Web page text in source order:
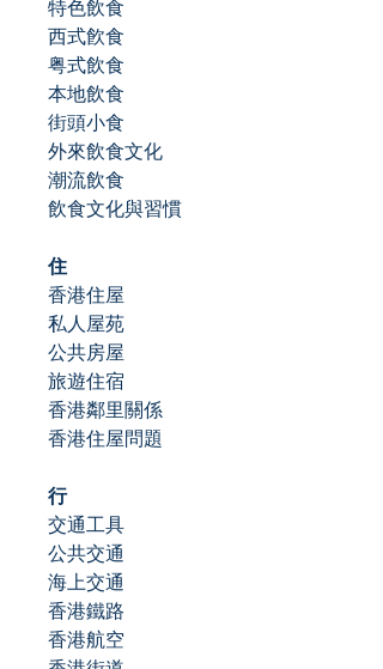
特色飲食
西式飮食
粤式飲食
本地飲食
街頭小食
外來飲食文化
潮流飲食
飲食文化與習慣
住
香港住屋
私人屋苑
公共房屋
旅遊住宿
香港鄰里關係
香港住屋問題
行
交通工具
公共交通
海上交通
香港鐵路
香港航空